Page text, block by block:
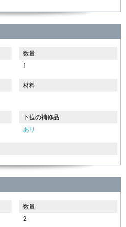
数量
1
材料
下位の補修品
あり
数量
2